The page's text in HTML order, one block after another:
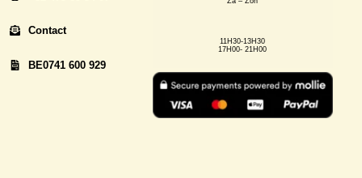
Contact
BE0741 600 929
11H30-13H30
17H00- 21H00